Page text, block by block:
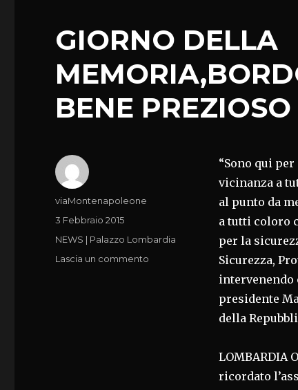
UNICA’
GIORNO DELLA
BENE PREZIOSO
“Sono qui
vicinanza a
al punto da
a tutti coloro
per la
Sicurezza,
intervenendo
presidente
della
LOMBARDIA
ricordato
Autore
viaMontenapoleone
Pubblicato
3 Febbraio 2015
Categorie
NEWS | Palazzo Lombardia
Lascia un commento